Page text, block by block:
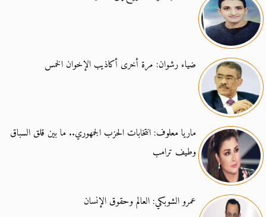
ضياء رشوان: مرة أخرى أكاذيب الإخوان الخمس
ماريا معلوف: انتخابات الحزب الجمهوري.. ما بين قلق السباق
وطيف ترامب
عمرو الشوبكي: العالم وحقوق الإنسان